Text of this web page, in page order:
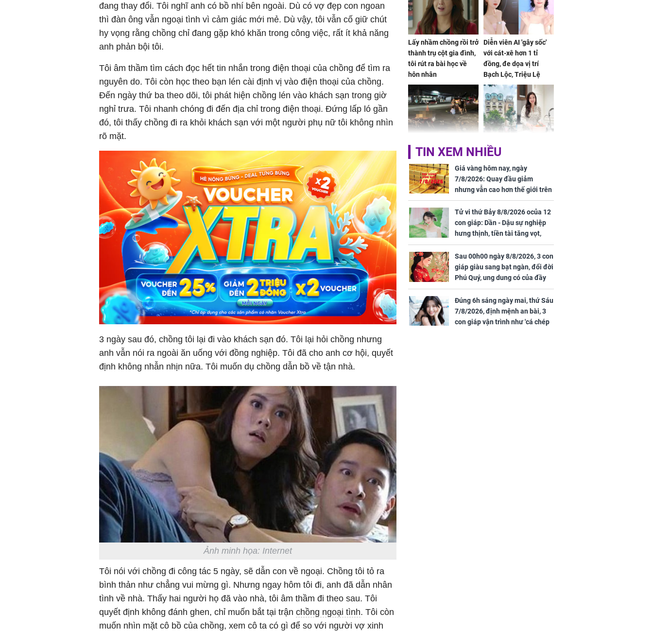
đang thay đổi. Tôi nghĩ anh có bồ nhí bên ngoài. Dù có vợ đẹp con ngoan
thì đàn ông vẫn ngoại tình vì cảm giác mới mẻ. Dù vậy, tôi vẫn cố giữ chút
hy vọng rằng chồng chỉ đang gặp khó khăn trong công việc, rất ít khả năng
anh phản bội tôi.
Tôi âm thầm tìm cách đọc hết tin nhắn trong điện thoại của chồng để tìm ra
nguyên do. Tôi còn học theo bạn lén cài định vị vào điện thoại của chồng.
Đến ngày thứ ba theo dõi, tôi phát hiện chồng lén vào khách sạn trong giờ
nghỉ trưa. Tôi nhanh chóng đi đến địa chỉ trong điện thoại. Đứng lấp ló gần
đó, tôi thấy chồng đi ra khỏi khách sạn với một người phụ nữ tôi không nhìn
rõ mặt.
3 ngày sau đó, chồng tôi lại đi vào khách sạn đó. Tôi lại hỏi chồng nhưng
anh vẫn nói ra ngoài ăn uống với đồng nghiệp. Tôi đã cho anh cơ hội, quyết
định không nhẫn nhịn nữa. Tôi muốn dụ chồng dẫn bồ về tận nhà.
Ảnh minh họa: Internet
Tôi nói với chồng đi công tác 5 ngày, sẽ dẫn con về ngoại. Chồng tôi tỏ ra
bình thản như chẳng vui mừng gì. Nhưng ngay hôm tôi đi, anh đã dẫn nhân
tình về nhà. Thấy hai người họ đã vào nhà, tôi âm thầm đi theo sau. Tôi
quyết định không đánh ghen, chỉ muốn bắt tại trận chồng ngoại tình. Tôi còn
muốn nhìn mặt cô bồ của chồng, xem cô ta có gì để so với người vợ xinh
Lấy nhầm chồng rồi trở
thành trụ cột gia đình,
tôi rút ra bài học về
hôn nhân
Diễn viên AI 'gây sốc'
với cát-xê hơn 1 tỉ
đồng, đe dọa vị trí
Bạch Lộc, Triệu Lệ
Dĩnh
TP.HCM: Nữ công nhân
tử vong trên đường đi
làm về trong khu công
nghiệp Sóng Thần
Đỗ Mỹ Linh hé lộ góc
bếp chill của nhà mới -
cạnh biệt thự bầu Hiển
Sau 00h00 ngày
8/8/2026, 3 con giáp
giàu sang bạt ngàn,
đổi đời Phú Quý, ung
dung có của đầy nhà,
ngày càng hưng thịnh
sung túc
TIN XEM NHIỀU
Giá vàng hôm nay, ngày
7/8/2026: Quay đầu giảm
nhưng vẫn cao hơn thế giới trên
7 triệu đồng
Tử vi thứ Bảy 8/8/2026 ocủa 12
con giáp: Dần - Dậu sự nghiệp
hưng thịnh, tiền tài tăng vọt,
Mão - Thân công việc bất trắc,
tiền mất tật mang
Sau 00h00 ngày 8/8/2026, 3 con
giáp giàu sang bạt ngàn, đổi đời
Phú Quý, ung dung có của đầy
nhà, ngày càng hưng thịnh sung
túc
Đúng 6h sáng ngày mai, thứ Sáu
7/8/2026, định mệnh an bài, 3
con giáp vận trình như 'cá chép